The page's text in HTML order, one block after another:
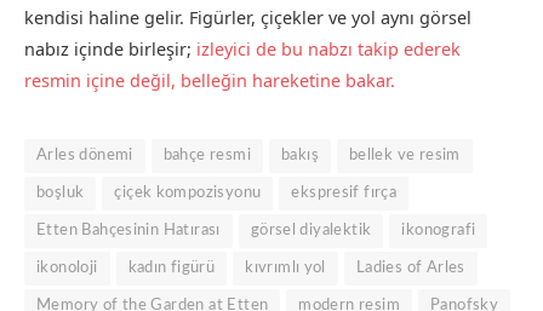
kendisi haline gelir. Figürler, çiçekler ve yol aynı görsel
nabız içinde birleşir; izleyici de bu nabzı takip ederek
resmin içine değil, belleğin hareketine bakar.
Arles dönemi bahçe resmi bakış bellek ve resim
boşluk çiçek kompozisyonu ekspresif fırça
Etten Bahçesinin Hatırası görsel diyalektik ikonografi
ikonoloji kadın figürü kıvrımlı yol Ladies of Arles
Memory of the Garden at Etten modern resim Panofsky